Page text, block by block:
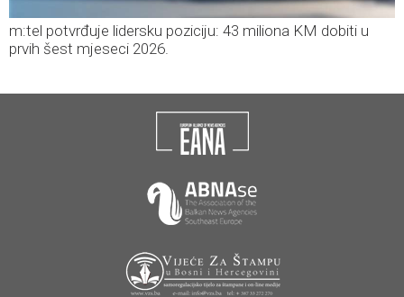
m:tel potvrđuje lidersku poziciju: 43 miliona KM dobiti u
prvih šest mjeseci 2026.